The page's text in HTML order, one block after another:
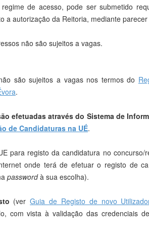
de acesso, pode ser submetido
a autorização da Reitoria, mediante
não são sujeitos a vagas.
são sujeitos a vagas nos termos do
.
efetuadas através do Sistema de
de Candidaturas na UÉ.
para registo da candidatura no
onde terá de efetuar o registo de
passwordà sua escolha).
(verGuia de Registo de novo
com vista à validação das credenciais